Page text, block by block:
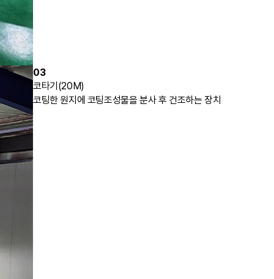
03
코타기(20M)
코팅한 원지에 코팅조성물을 분사 후 건조하는 장치